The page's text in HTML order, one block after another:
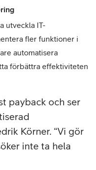
utveckla IT-
fler funktioner i
automatisera
förbättra effektiviteten
payback och ser
Körner. “Vi gör
inte ta hela